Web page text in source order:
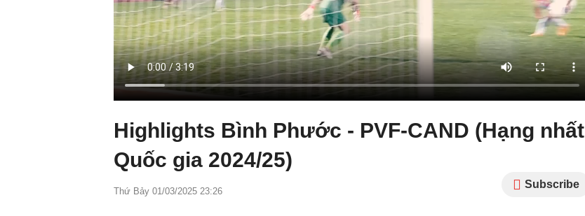
Highlights Bình Phước - PVF-CAND (Hạng nhất
Quốc gia 2024/25)
Thứ Bảy 01/03/2025 23:26
Subscribe